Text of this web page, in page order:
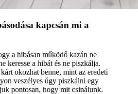
kapcsán mi a
a hibásan működő kazán ne
keresse a hibát és ne piszkálja.
okozhat benne, mint az eredeti
veszélyes úgy piszkálni egy
pontosan, hogy mit csinálunk.